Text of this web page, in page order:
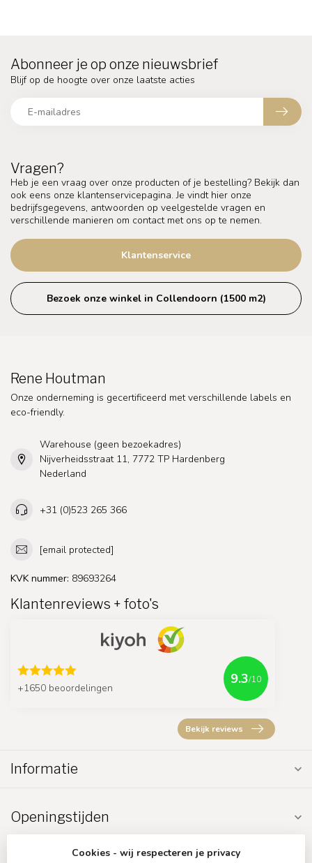
Vragen?
Heb je een vraag over onze producten of je bestelling? Bekijk dan
ook eens onze klantenservicepagina. Je vindt hier onze
bedrijfsgegevens, antwoorden op veelgestelde vragen en
verschillende manieren om contact met ons op te nemen.
Klantenservice
Bezoek onze winkel in Collendoorn (1500 m2)
Abonneer je op onze nieuwsbrief
Blijf op de hoogte over onze laatste acties
Rene Houtman
Onze onderneming is gecertificeerd met verschillende labels en
eco-friendly.
Warehouse (geen bezoekadres)
Nijverheidsstraat 11, 7772 TP Hardenberg
Nederland
+31 (0)523 265 366
[email protected]
KVK nummer: 89693264
Klantenreviews + foto's
+1650 beoordelingen
9.3/10
Bekijk reviews
Informatie
Openingstijden
Cookies - wij respecteren je privacy